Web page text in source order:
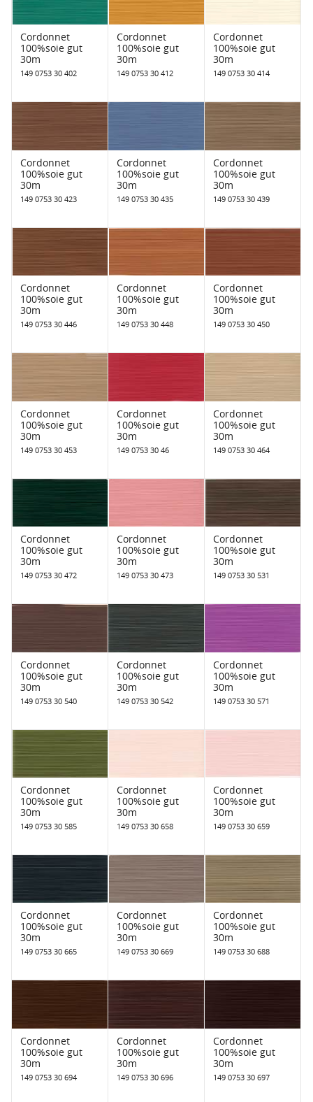
Cordonnet
100%soie gut
30m
149 0753 30 402
Cordonnet
100%soie gut
30m
149 0753 30 412
Cordonnet
100%soie gut
30m
149 0753 30 414
Cordonnet
100%soie gut
30m
149 0753 30 423
Cordonnet
100%soie gut
30m
149 0753 30 435
Cordonnet
100%soie gut
30m
149 0753 30 439
Cordonnet
100%soie gut
30m
149 0753 30 446
Cordonnet
100%soie gut
30m
149 0753 30 448
Cordonnet
100%soie gut
30m
149 0753 30 450
Cordonnet
100%soie gut
30m
149 0753 30 453
Cordonnet
100%soie gut
30m
149 0753 30 46
Cordonnet
100%soie gut
30m
149 0753 30 464
Cordonnet
100%soie gut
30m
149 0753 30 472
Cordonnet
100%soie gut
30m
149 0753 30 473
Cordonnet
100%soie gut
30m
149 0753 30 531
Cordonnet
100%soie gut
30m
149 0753 30 540
Cordonnet
100%soie gut
30m
149 0753 30 542
Cordonnet
100%soie gut
30m
149 0753 30 571
Cordonnet
100%soie gut
30m
149 0753 30 585
Cordonnet
100%soie gut
30m
149 0753 30 658
Cordonnet
100%soie gut
30m
149 0753 30 659
Cordonnet
100%soie gut
30m
149 0753 30 665
Cordonnet
100%soie gut
30m
149 0753 30 669
Cordonnet
100%soie gut
30m
149 0753 30 688
Cordonnet
100%soie gut
30m
149 0753 30 694
Cordonnet
100%soie gut
30m
149 0753 30 696
Cordonnet
100%soie gut
30m
149 0753 30 697